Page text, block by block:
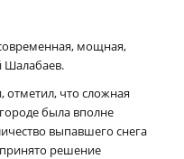
мощная,
Шалабаев.
отметил, что сложная
была вполне
выпавшего снега
решение